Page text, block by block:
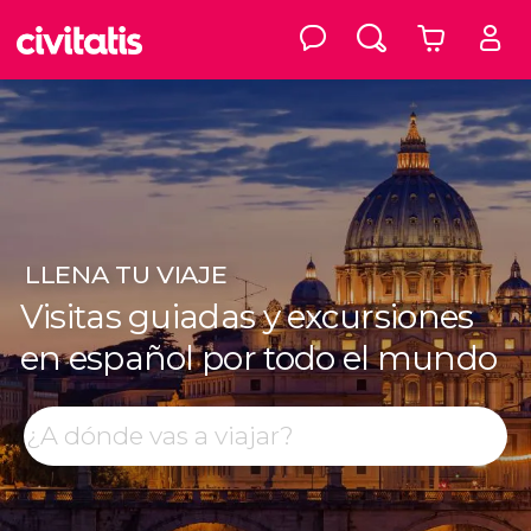
LLENA TU VIAJE
Visitas guiadas y excursiones
en español por todo el mundo
Buscar
Top destinos